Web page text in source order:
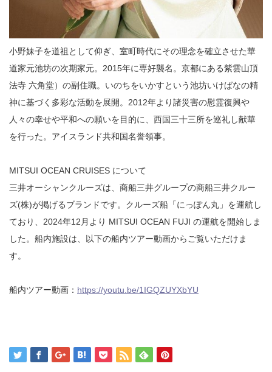
小野妹子を道祖として仰ぎ、室町時代にその理念を確立させた華
道家元池坊の次期家元。2015年に専好襲名。京都にある紫雲山頂
法寺 六角堂）の副住職。いのちをいかすという池坊いけばなの精
神に基づく多彩な活動を展開。2012年より諸災害の慰霊復興や
人々の幸せや平和への願いを目的に、西国三十三所を巡礼し献華
を行った。アイスランド共和国名誉領事。
MITSUI OCEAN CRUISES について
三井オーシャンクルーズは、商船三井グループの商船三井クルー
ズ(株)が掲げるブランドです。クルーズ船「にっぽん丸」を運航し
ており、2024年12月より MITSUI OCEAN FUJI の運航を開始しま
した。船内施設は、以下の船内ツアー動画からご覧いただけま
す。
船内ツアー動画： https://youtu.be/1IGQZUYXbYU